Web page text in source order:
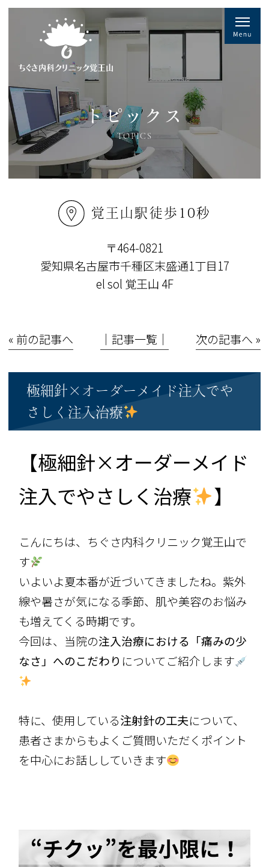
トピックス
TOPICS
覚王山駅徒歩10秒
〒464-0821
愛知県名古屋市千種区末盛通1丁目17
el sol 覚王山 4F
« 前の記事へ │記事一覧│ 次の記事へ »
極細針×オーダーメイド注入でや
さしく注入治療
【極細針×オーダーメイド
注入でやさしく治療
】
こんにちは、ちぐさ内科クリニック覚王山で
す
いよいよ夏本番が近づいてきましたね。紫外
線や暑さが気になる季節、肌や美容のお悩み
も増えてくる時期です。
今回は、当院の注入治療における「痛みの少
なさ」へのこだわり についてご紹介します
特に、使用している注射針の工夫について、
患者さまからもよくご質問いただくポイント
を中心にお話ししていきます